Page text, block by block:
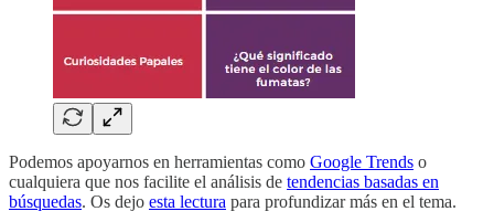
Podemos apoyarnos en herramientas como Google Trends o
cualquiera que nos facilite el análisis de tendencias basadas en
búsquedas. Os dejo esta lectura para profundizar más en el tema.